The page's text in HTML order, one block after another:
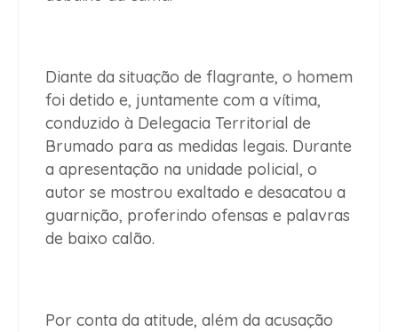
Diante da situação de flagrante, o homem
foi detido e, juntamente com a vítima,
conduzido à Delegacia Territorial de
Brumado para as medidas legais. Durante
a apresentação na unidade policial, o
autor se mostrou exaltado e desacatou a
guarnição, proferindo ofensas e palavras
de baixo calão.
Por conta da atitude, além da acusação